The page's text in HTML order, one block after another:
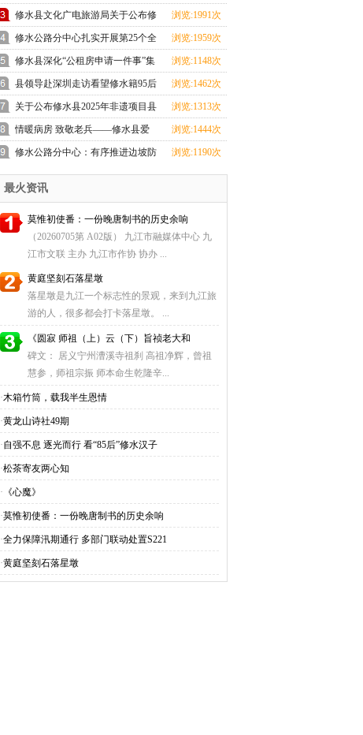
心全力投入汛期
修水县文化广电旅游局关于公布修
水县2025年非遗
浏览:1991次
修水公路分中心扎实开展第25个全
国＂安全生产月
浏览:1959次
修水县深化“公租房申请一件事”集
成改革
浏览:1148次
县领导赴深圳走访看望修水籍95后
航天创业者卢驭
浏览:1462次
关于公布修水县2025年非遗项目县
级传承人名单
浏览:1313次
情暖病房 致敬老兵——修水县爱
国拥军促进会探望
浏览:1444次
修水公路分中心：有序推进边坡防
护工程，筑牢道
浏览:1190次
最火资讯
莫惟初使番：一份晚唐制书的历史余响
（20260705第 A02版） 九江市融媒体中心 九
江市文联 主办 九江市作协 协办 ...
黄庭坚刻石落星墩
落星墩是九江一个标志性的景观，来到九江旅
游的人，很多都会打卡落星墩。 ...
《圆寂 师祖（上）云（下）旨祯老大和
碑文： 居义宁州漕溪寺祖刹 高祖净辉，曾祖
慧参，师祖宗振 师本命生乾隆辛...
·木箱竹筒，载我半生恩情
·黄龙山诗社49期
·自强不息 逐光而行 看“85后”修水汉子
·松茶寄友两心知
· 《心魔》
·莫惟初使番：一份晚唐制书的历史余响
·全力保障汛期通行 多部门联动处置S221
·黄庭坚刻石落星墩